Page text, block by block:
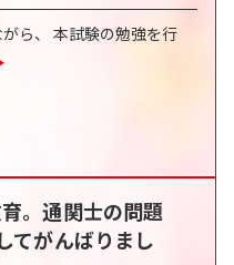
ら、 本試験の勉強を行
。通関士の問題
てがんばりまし